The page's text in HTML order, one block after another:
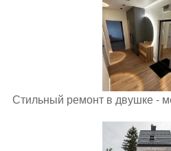
Стильный ремонт в двушке -